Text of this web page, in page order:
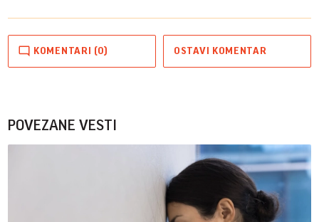
KOMENTARI (0) OSTAVI KOMENTAR
POVEZANE VESTI